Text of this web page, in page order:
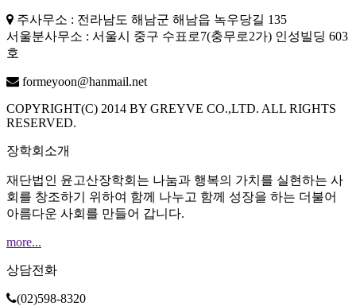
주사무소 : 전라남도 해남군 해남읍 녹우당길 135
서울분사무소 : 서울시 중구 수표로7(충무로2가) 인성빌딩 603
호
formeyoon@hanmail.net
COPYRIGHT(C) 2014 BY GREYVE CO.,LTD. ALL RIGHTS
RESERVED.
장학회소개
재단법인 윤고산장학회는 나눔과 행복의 가치를 실현하는 사
회를 창조하기 위하여 함께 나누고 함께 성장을 하는 더불어
아름다운 사회를 만들어 갑니다.
more...
상담전화
(02)598-8320